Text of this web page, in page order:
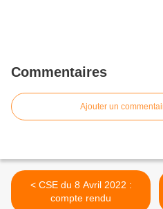
Commentaires
Ajouter un
< CSE du 8 Avril 2022 :
compte rendu